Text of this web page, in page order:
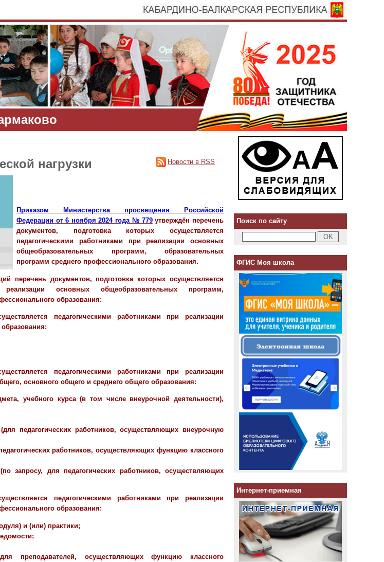
нагрузки Новости в RSS
Приказом Министерства просвещения Российской
Федерации от 6 ноября 2024 года № 779утверждён перечень
документов, подготовка которых осуществляется
педагогическими работниками при реализации основных
общеобразовательных программ, образовательных
программ среднего профессионального образования.
перечень документов, подготовка которых осуществляется
основных общеобразовательных программ,
образования:
педагогическими работниками при реализации
педагогическими работниками при реализации
основного общего и среднего общего образования:
учебного курса (в том числе внеурочной деятельности),
педагогических работников, осуществляющих внеурочную
работников, осуществляющих функцию классного
запросу, для педагогических работников, осуществляющих
педагогическими работниками при реализации
образования:
и (или) практики;
преподавателей, осуществляющих функцию классного
Поиск по сайту
ФГИС Моя школа
Интернет-приемная